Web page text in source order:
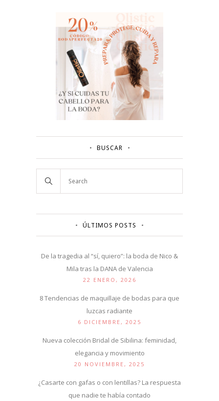
BUSCAR
ÚLTIMOS POSTS
De la tragedia al “sí, quiero”: la boda de Nico &
Mila tras la DANA de Valencia
22 ENERO, 2026
8 Tendencias de maquillaje de bodas para que
luzcas radiante
6 DICIEMBRE, 2025
Nueva colección Bridal de Sibilina: feminidad,
elegancia y movimiento
20 NOVIEMBRE, 2025
¿Casarte con gafas o con lentillas? La respuesta
que nadie te había contado